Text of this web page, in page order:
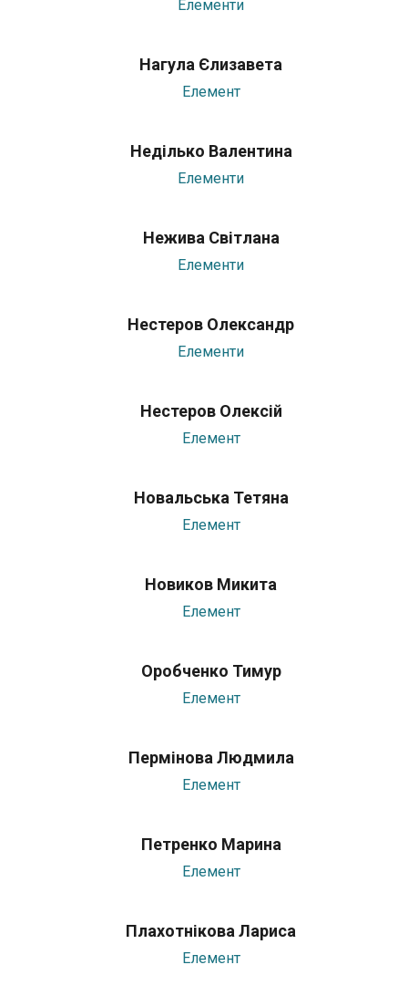
Елементи
Нагула Єлизавета
Елемент
Неділько Валентина
Елементи
Нежива Світлана
Елементи
Нестеров Олександр
Елементи
Нестеров Олексій
Елемент
Новальська Тетяна
Елемент
Новиков Микита
Елемент
Оробченко Тимур
Елемент
Пермінова Людмила
Елемент
Петренко Марина
Елемент
Плахотнікова Лариса
Елемент